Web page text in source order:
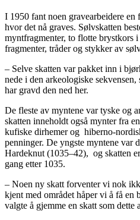
I 1950 fant noen gravearbeidere en
hvor det nå graves. Sølvskatten
myntfragmenter, to flotte brystkors
fragmenter, tråder og stykker av
– Selve skatten var pakket inn i
nede i den arkeologiske
har gravd den ned her.
De fleste av myntene var tyske og
skatten inneholdt også mynter fra
kufiske dirhemer og hiberno-
penninger. De yngste myntene var
Hardeknut (1035–42), og skatten
gang etter 1035.
– Noen ny skatt forventer vi nok
kjent med området håper vi å få en
valgte å gjemme en skatt som